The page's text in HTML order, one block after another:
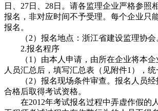
日、27日、28日。请各监理企业严格参照
报名，非对应时间不予受理。每个企业只
报名。
（2）报名地点：浙江省建设监理协会
2.报名程序
（1）由本人申请，由所在企业将本企
人员汇总后，填写汇总表（见附件1），统
（2）报名现场条件审查。报名人员经
合格后取得考试资格。
在2012年考试报名过程中弄虚作假的